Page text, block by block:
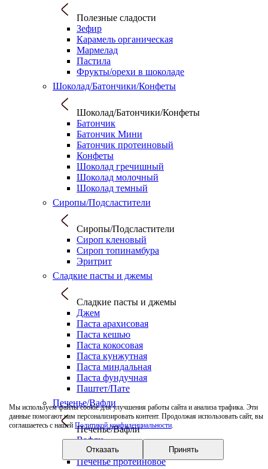
Мы используем файлы cookie для улучшения работы сайта и анализа трафика. Эти
данные помогают нам персонализировать контент. Продолжая использовать сайт, вы
соглашаетесь с нашей Политикой конфиденциальности.
Отказать Принять
Полезные сладости
Зефир
Карамель органическая
Мармелад
Пастила
Фрукты/орехи в шоколаде
Шоколад/Батончики/Конфеты
Шоколад/Батончики/Конфеты
Батончик
Батончик Мини
Батончик протеиновый
Конфеты
Шоколад гречишный
Шоколад молочный
Шоколад темный
Сиропы/Подсластители
Сиропы/Подсластители
Сироп кленовый
Сироп топинамбура
Эритрит
Сладкие пасты и джемы
Сладкие пасты и джемы
Джем
Паста арахисовая
Паста кешью
Паста кокосовая
Паста кунжутная
Паста миндальная
Паста фундучная
Паштет/Пате
Печенье/Вафли
Печенье/Вафли
Вафли
Печенье
Печенье протеиновое